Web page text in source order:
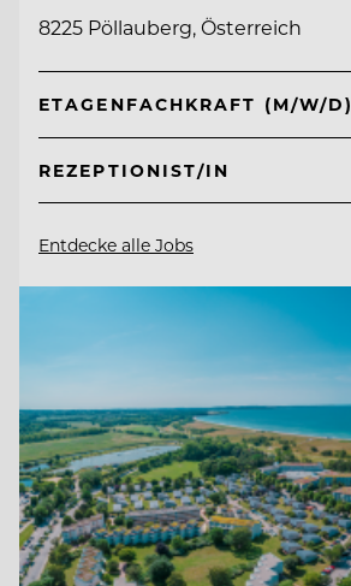
8225 Pöllauberg, Österreich
ETAGENFACHKRAFT (M/W/D)
REZEPTIONIST/IN
Entdecke alle Jobs